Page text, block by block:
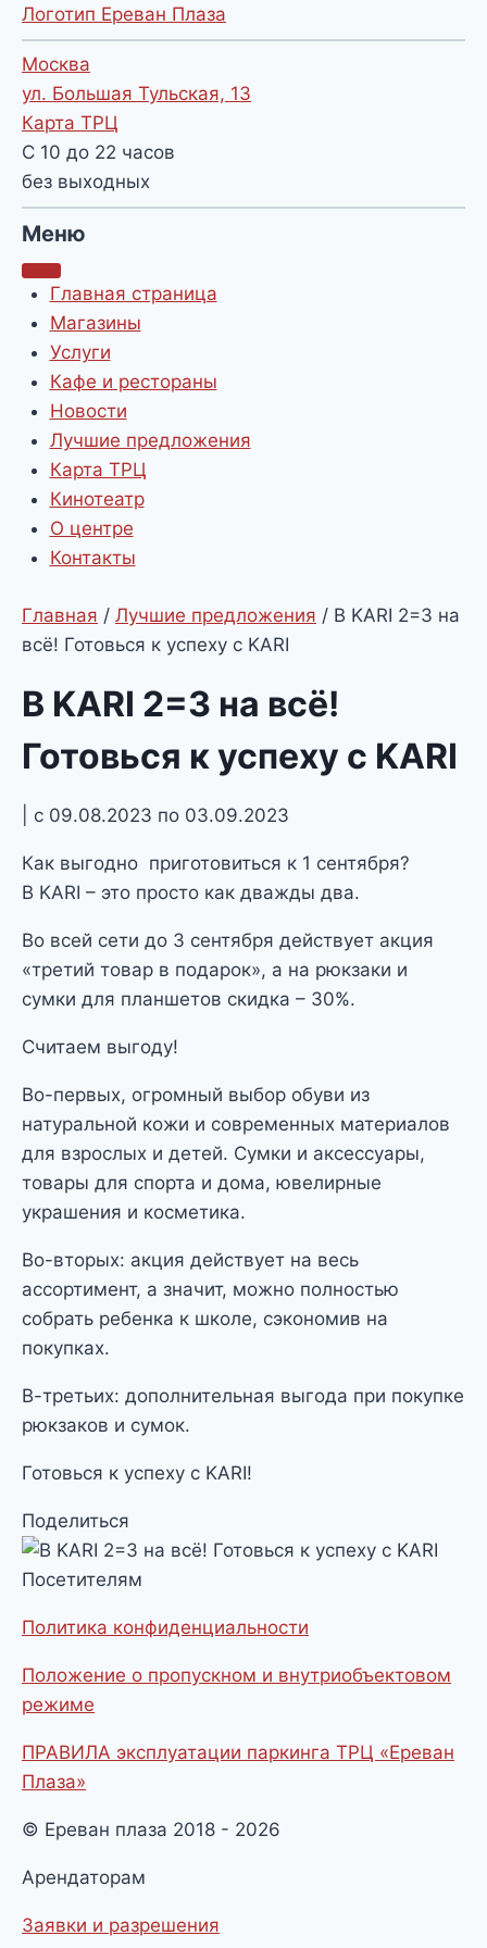
Логотип Ереван Плаза
Москва
ул. Большая Тульская, 13
Карта ТРЦ
С 10 до 22 часов
без выходных
Меню
Главная страница
Магазины
Услуги
Кафе и рестораны
Новости
Лучшие предложения
Карта ТРЦ
Кинотеатр
О центре
Контакты
Главная / Лучшие предложения / В KARI 2=3 на
всё! Готовься к успеху с KARI
В KARI 2=3 на всё!
Готовься к успеху с KARI
| с 09.08.2023 по 03.09.2023
Как выгодно приготовиться к 1 сентября?
В KARI – это просто как дважды два.
Во всей сети до 3 сентября действует акция
«третий товар в подарок», а на рюкзаки и
сумки для планшетов скидка – 30%.
Считаем выгоду!
Во-первых, огромный выбор обуви из
натуральной кожи и современных материалов
для взрослых и детей. Сумки и аксессуары,
товары для спорта и дома, ювелирные
украшения и косметика.
Во-вторых: акция действует на весь
ассортимент, а значит, можно полностью
собрать ребенка к школе, сэкономив на
покупках.
В-третьих: дополнительная выгода при покупке
рюкзаков и сумок.
Готовься к успеху с KARI!
Поделиться
Посетителям
Политика конфиденциальности
Положение о пропускном и внутриобъектовом
режиме
ПРАВИЛА эксплуатации паркинга ТРЦ «Ереван
Плаза»
© Ереван плаза 2018 - 2026
Арендаторам
Заявки и разрешения